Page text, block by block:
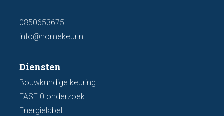
0850653675
info@homekeur.nl
Diensten
Bouwkundige keuring
FASE 0 onderzoek
Energielabel